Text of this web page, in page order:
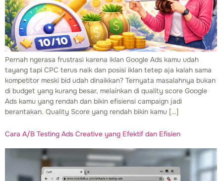
Pernah ngerasa frustrasi karena iklan Google Ads kamu udah
tayang tapi CPC terus naik dan posisi iklan tetep aja kalah sama
kompetitor meski bid udah dinaikkan? Ternyata masalahnya bukan
di budget yang kurang besar, melainkan di quality score Google
Ads kamu yang rendah dan bikin efisiensi campaign jadi
berantakan. Quality Score yang rendah bikin kamu […]
Cara A/B Testing Ads Creative yang Efektif dan Efisien